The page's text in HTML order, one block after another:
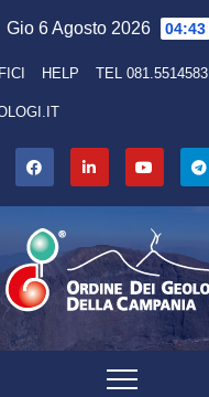
Gio 6 Agosto 2026 04:43
HELP TEL 081.5514583